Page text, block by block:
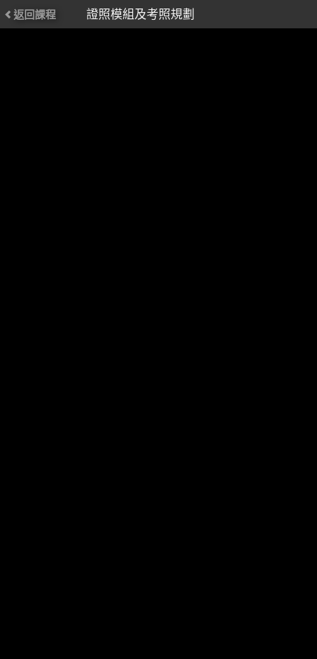
返回課程 證照模組及考照規劃